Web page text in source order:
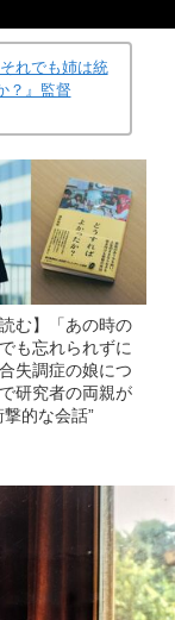
れでも姉は統
？』監督
読む】「あの時の
も忘れられずに
失調症の娘につ
研究者の両親が
的な会話”